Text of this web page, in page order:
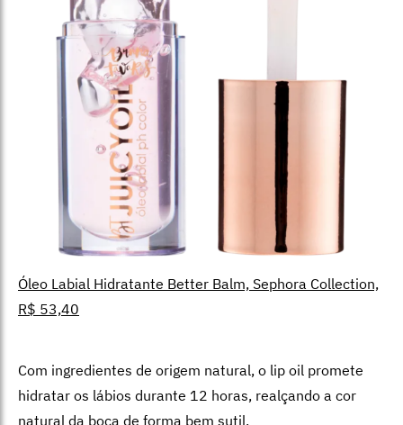
Óleo Labial Hidratante Better Balm, Sephora Collection,
R$ 53,40
Com ingredientes de origem natural, o lip oil promete
hidratar os lábios durante 12 horas, realçando a cor
natural da boca de forma bem sutil.